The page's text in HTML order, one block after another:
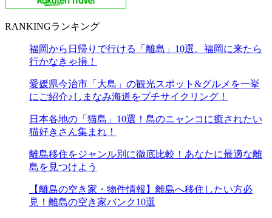
RANKINGランキング
福岡から日帰りで行ける「離島」10選。福岡に来たら
行かなきゃ損！
愛媛県今治市「大島」の観光スポット&グルメを一挙
にご紹介♪しまなみ海道をプチサイクリング！
日本各地の「猫島」10選！島のニャンコに癒されたい
猫好きさん集まれ！
離島移住をジャンル別に徹底比較！あなたに最適な離
島を見つけよう
【離島の空き家・物件情報】離島へ移住したい方必
見！離島の空き家バンク10選